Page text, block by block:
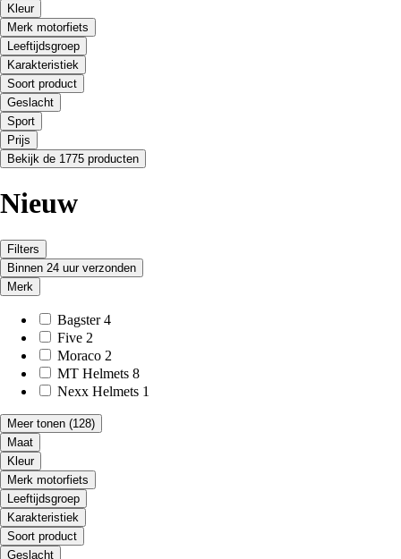
Kleur
Merk motorfiets
Leeftijdsgroep
Karakteristiek
Soort product
Geslacht
Sport
Prijs
Bekijk de 1775 producten
Nieuw
Filters
Binnen 24 uur verzonden
Merk
Bagster 4
Five 2
Moraco 2
MT Helmets 8
Nexx Helmets 1
Meer tonen (128)
Maat
Kleur
Merk motorfiets
Leeftijdsgroep
Karakteristiek
Soort product
Geslacht